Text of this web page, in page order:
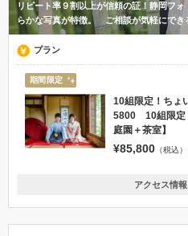
リピート率９割以上が信頼の証！静岡フ
らかな写真が特徴。 ご相談が気軽にで
プラン
期間限定
10組限定！ちょ
5800 10組限定
庭園＋茶室】
¥85,800 （税込）
静岡県焼津市大覚寺2-24-5
アクセス情